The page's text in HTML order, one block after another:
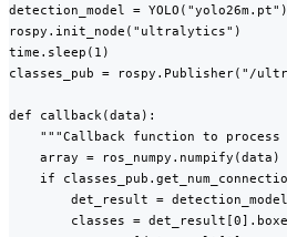
detection_model = YOLO("yolo26m.pt")
rospy.init_node("ultralytics")
time.sleep(1)
classes_pub = rospy.Publisher("/
def callback(data):
"""Callback function to
    array = ros_numpy.numpify(data)
if
det_result =
classes =